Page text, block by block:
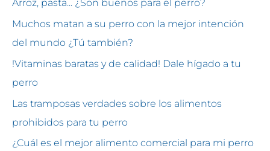
Arroz, pasta... ¿Son buenos para el perro?
Muchos matan a su perro con la mejor intención
del mundo ¿Tú también?
!Vitaminas baratas y de calidad! Dale hígado a tu
perro
Las tramposas verdades sobre los alimentos
prohibidos para tu perro
¿Cuál es el mejor alimento comercial para mi perro